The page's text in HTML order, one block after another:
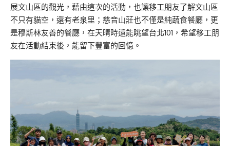
展文山區的觀光，藉由這次的活動，也讓移工朋友了解文山區
不只有貓空，還有老泉里；慈音山莊也不僅是純蔬食餐廳，更
是穆斯林友善的餐廳，在天晴時還能眺望台北101，希望移工朋
友在活動結束後，能留下豐富的回憶。